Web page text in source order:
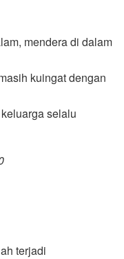
mendera di dalam
kuingat dengan
selalu
terjadi